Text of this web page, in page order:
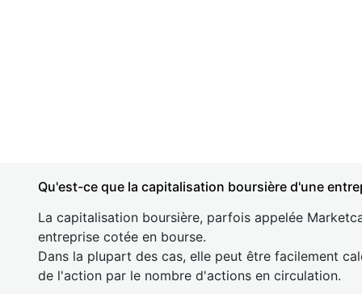
Qu'est-ce que la capitalisation boursière d'une
La capitalisation boursière, parfois appelée
entreprise cotée en bourse.
Dans la plupart des cas, elle peut être facilement
de l'action par le nombre d'actions en circulation.